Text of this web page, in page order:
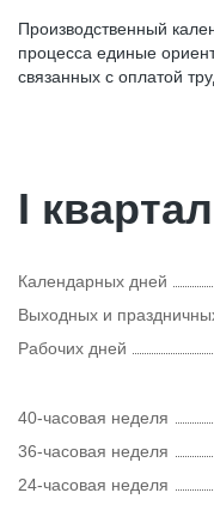
Производственный
процесса единые
связанных с оплатой
I квартал
Календарных дней
Выходных и
Рабочих дней
40-часовая неделя
36-часовая неделя
24-часовая неделя